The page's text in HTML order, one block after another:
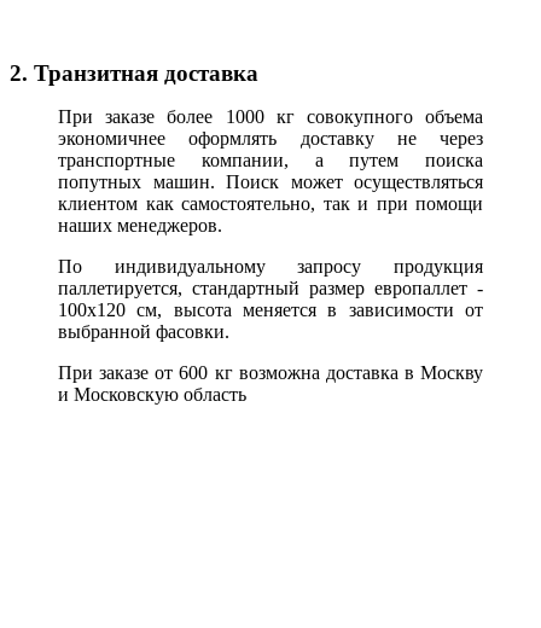
2. Транзитная доставка
При заказе более 1000 кг совокупного объема
экономичнее оформлять доставку не через
транспортные компании, а путем поиска
попутных машин. Поиск может осуществляться
клиентом как самостоятельно, так и при помощи
наших менеджеров.
По индивидуальному запросу продукция
паллетируется, стандартный размер европаллет -
100х120 см, высота меняется в зависимости от
выбранной фасовки.
При заказе от 600 кг возможна доставка в Москву
и Московскую область